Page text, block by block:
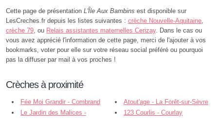
Cette page de présentation L'Île Aux Bambins est disponible sur
LesCreches.fr depuis les listes suivantes : crèche Nouvelle-Aquitaine,
crèche 79, ou Relais assistantes maternelles Cerizay. Dans le cas ou
vous avez apprécié l'information de cette page, merci de l'ajouter à vos
bookmarks, voter pour elle sur votre réseau social préféré ou pourquoi
pas la diffuser par mail à vos proches !
Crèches à proximité
Fée Moi Grandir - Combrand
Atout'age - La Forêt-sur-Sèvre
Le Jardin des Malices -
123 Courlis - Courlay